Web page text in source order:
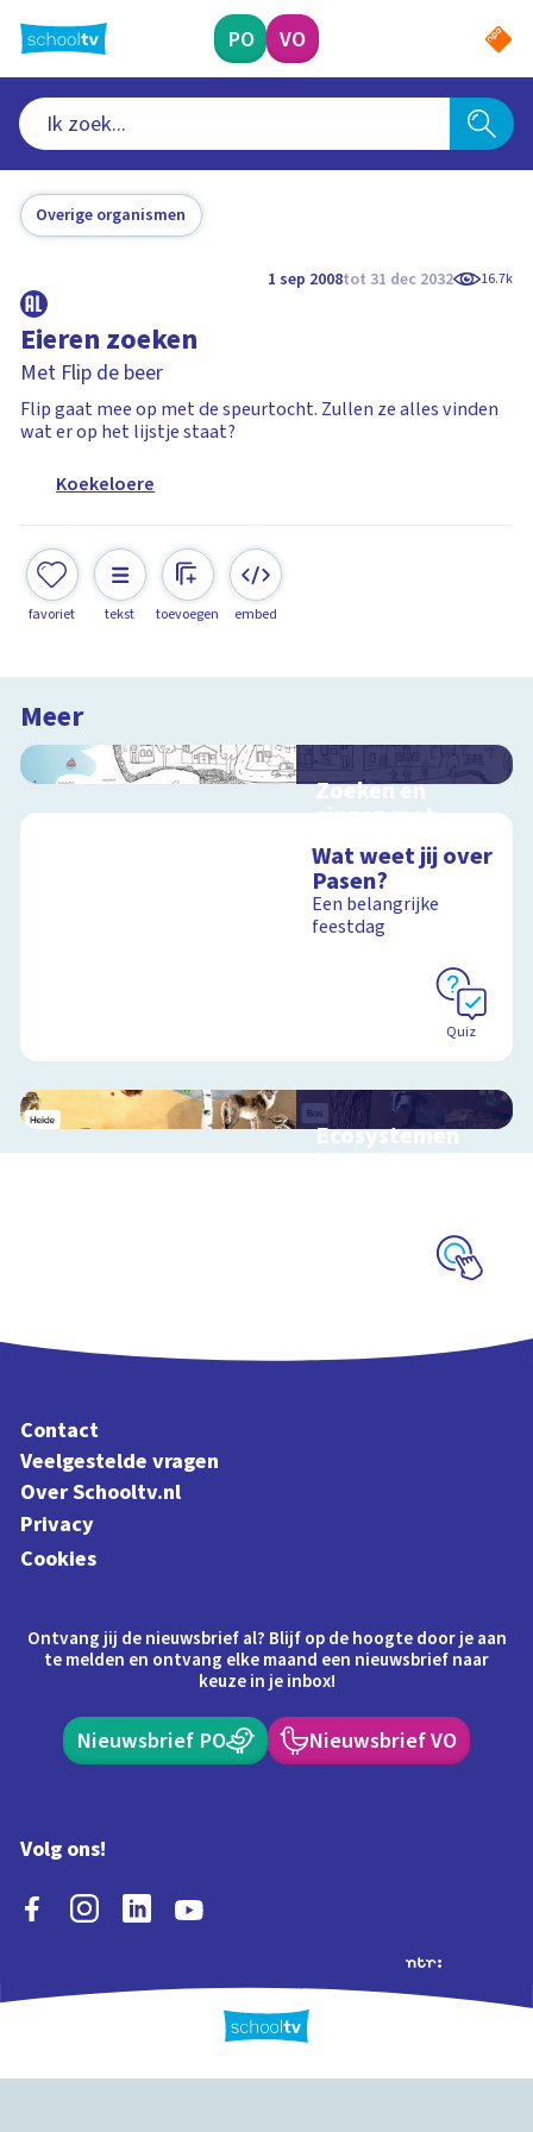
naar
hoofdinhoud
PO VO
Overige organismen
1 sep 2008tot 31 dec 2032 16.7k
Eieren zoeken
Met Flip de beer
Flip gaat mee op met de speurtocht. Zullen ze alles vinden
wat er op het lijstje staat?
Koekeloere
favoriet tekst toevoegen embed
Meer
Zoeken en
zingen met
Sesamstraat
Interactieve
schoolplaat met
kinderliedjes
Schoolplaat
Wat weet jij over
Pasen?
Een belangrijke
feestdag
Quiz
Ecosystemen
Interactieve
Contact
Veelgestelde vragen
Over Schooltv.nl
Privacy
Cookies
Ontvang jij de nieuwsbrief al? Blijf op de hoogte door je aan
te melden en ontvang elke maand een nieuwsbrief naar
keuze in je inbox!
Nieuwsbrief PO Nieuwsbrief VO
Volg ons!